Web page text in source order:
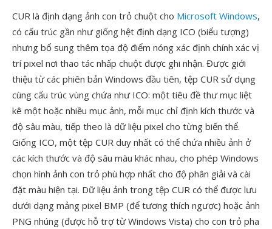
CUR là định dạng ảnh con trỏ chuột cho Microsoft Windows,
có cấu trúc gần như giống hệt định dạng ICO (biểu tượng)
nhưng bổ sung thêm tọa độ điểm nóng xác định chính xác vị
trí pixel nơi thao tác nhấp chuột được ghi nhận. Được giới
thiệu từ các phiên bản Windows đầu tiên, tệp CUR sử dụng
cùng cấu trúc vùng chứa như ICO: một tiêu đề thư mục liệt
kê một hoặc nhiều mục ảnh, mỗi mục chỉ định kích thước và
độ sâu màu, tiếp theo là dữ liệu pixel cho từng biến thể.
Giống ICO, một tệp CUR duy nhất có thể chứa nhiều ảnh ở
các kích thước và độ sâu màu khác nhau, cho phép Windows
chọn hình ảnh con trỏ phù hợp nhất cho độ phân giải và cài
đặt màu hiện tại. Dữ liệu ảnh trong tệp CUR có thể được lưu
dưới dạng mảng pixel BMP (để tương thích ngược) hoặc ảnh
PNG nhúng (được hỗ trợ từ Windows Vista) cho con trỏ pha